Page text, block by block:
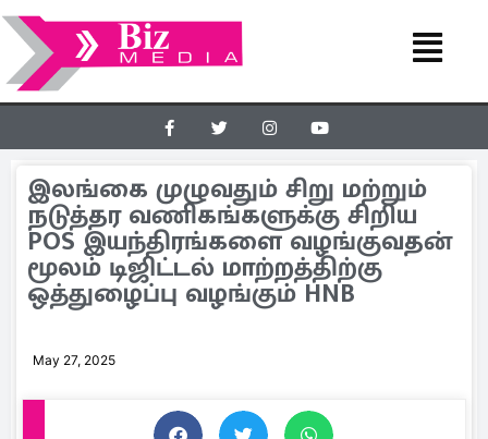
இலங்கை முழுவதும் சிறு மற்றும்
நடுத்தர வணிகங்களுக்கு சிறிய
POS இயந்திரங்களை வழங்குவதன்
மூலம் டிஜிட்டல் மாற்றத்திற்கு
ஒத்துழைப்பு வழங்கும் HNB
May 27, 2025